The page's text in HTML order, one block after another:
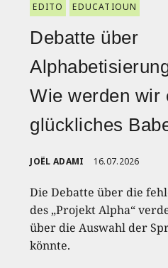
EDITO EDUCATIOUN
Debatte über
Wie werden wir
glückliches
JOËL ADAMI 16.07.2026
Die Debatte über die
des „Projekt Alpha“
über die Auswahl der
könnte.